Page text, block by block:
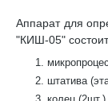
Аппарат для
"КИШ-05"
штатива